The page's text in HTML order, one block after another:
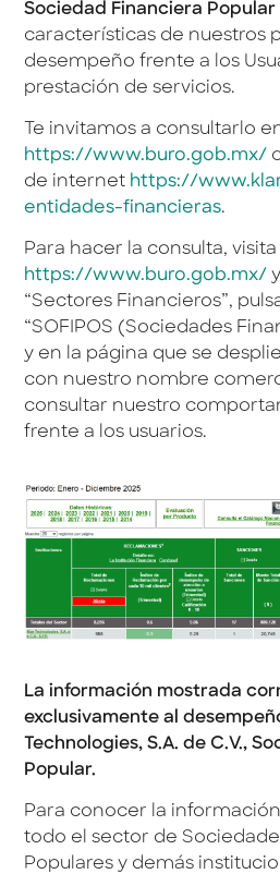
Sociedad Financiera Popular
características de nuestros
desempeño frente a los
prestación de servicios.
Te invitamos a consultarlo
https://www.buro.gob.mx/
de internet https://
entidades-financieras.
Para hacer la consulta,
https://www.buro.gob.mx/
“Sectores Financieros”,
“SOFIPOS (Sociedades
y en la página que se
con nuestro nombre
consultar nuestro
frente a los usuarios.
La información mostrada
exclusivamente al
Technologies, S.A. de C.V.,
Popular.
Para conocer la
todo el sector de
Populares y demás